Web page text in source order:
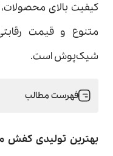
کیفیت بالای
متنوع و قیمت
شیک‌پوش است.
فهرست مطالب
بهترین تولیدی کفش